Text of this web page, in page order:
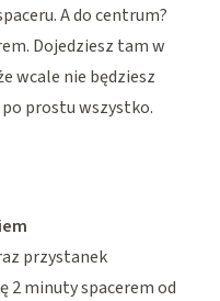
A do centrum?
Dojedziesz tam w
wcale nie będziesz
po prostu wszystko.
przystanek
2 minuty spacerem od